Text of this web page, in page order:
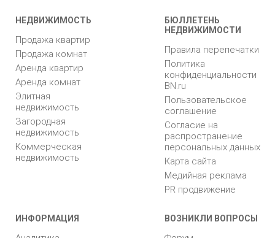
НЕДВИЖИМОСТЬ
Продажа квартир
Продажа комнат
Аренда квартир
Аренда комнат
Элитная
недвижимость
Загородная
недвижимость
Коммерческая
недвижимость
БЮЛЛЕТЕНЬ
НЕДВИЖИМОСТИ
Правила перепечатки
Политика
конфиденциальности
BN.ru
Пользовательское
соглашение
Согласие на
распространение
персональных данных
Карта сайта
Медийная реклама
PR продвижение
ИНФОРМАЦИЯ ВОЗНИКЛИ ВОПРОСЫ